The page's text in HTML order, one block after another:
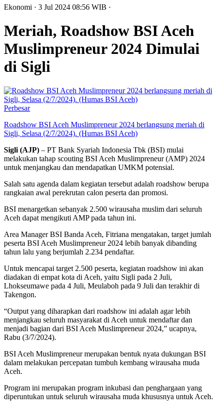
Ekonomi · 3 Jul 2024 08:56 WIB ·
Meriah, Roadshow BSI Aceh
Muslimpreneur 2024 Dimulai
di Sigli
Perbesar
Roadshow BSI Aceh Muslimpreneur 2024 berlangsung meriah di
Sigli, Selasa (2/7/2024). (Humas BSI Aceh)
Sigli (AJP) – PT Bank Syariah Indonesia Tbk (BSI) mulai
melakukan tahap scouting BSI Aceh Muslimpreneur (AMP) 2024
untuk menjangkau dan mendapatkan UMKM potensial.
Salah satu agenda dalam kegiatan tersebut adalah roadshow berupa
rangkaian awal perekrutan calon peserta dan promosi.
BSI menargetkan sebanyak 2.500 wirausaha muslim dari seluruh
Aceh dapat mengikuti AMP pada tahun ini.
Area Manager BSI Banda Aceh, Fitriana mengatakan, target jumlah
peserta BSI Aceh Muslimpreneur 2024 lebih banyak dibanding
tahun lalu yang berjumlah 2.234 pendaftar.
Untuk mencapai target 2.500 peserta, kegiatan roadshow ini akan
diadakan di empat kota di Aceh, yaitu Sigli pada 2 Juli,
Lhokseumawe pada 4 Juli, Meulaboh pada 9 Juli dan terakhir di
Takengon.
“Output yang diharapkan dari roadshow ini adalah agar lebih
menjangkau seluruh masyarakat di Aceh untuk mendaftar dan
menjadi bagian dari BSI Aceh Muslimpreneur 2024,” ucapnya,
Rabu (3/7/2024).
BSI Aceh Muslimpreneur merupakan bentuk nyata dukungan BSI
dalam melakukan percepatan tumbuh kembang wirausaha muda
Aceh.
Program ini merupakan program inkubasi dan penghargaan yang
diperuntukan untuk seluruh wirausaha muda khususnya untuk Aceh.